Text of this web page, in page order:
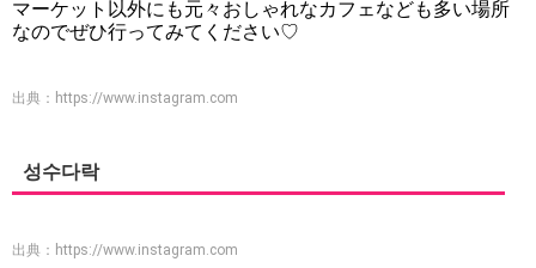
マーケット以外にも元々おしゃれなカフェなども多い場所
なのでぜひ行ってみてください♡
出典： https://www.instagram.com
성수다락
出典： https://www.instagram.com